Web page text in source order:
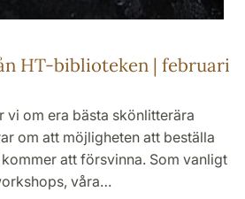
HT-biblioteken | februari
vi om era bästa skönlitterära
om att möjligheten att beställa
att försvinna. Som vanligt
våra…